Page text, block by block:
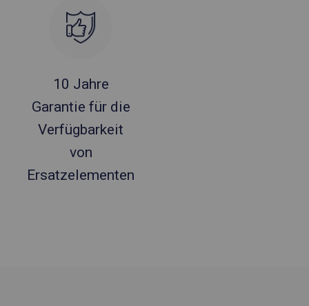
10 Jahre
Garantie für die
Verfügbarkeit
von
Ersatzelementen